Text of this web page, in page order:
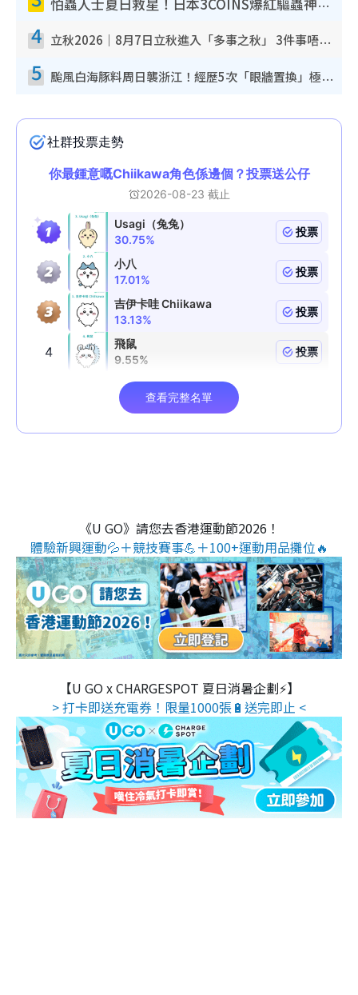
怕蟲人士夏日救星！日本3COINS爆紅驅蟲神器$45起 1招「全程免觸碰」輕鬆搞定小強
4 立秋2026｜8月7日立秋進入「多事之秋」 3件事唔做得！專家教6招開運 清枱頭／銀包納氣接好運
5 颱風白海豚料周日襲浙江！經歷5次「眼牆置換」極罕見 成登陸內地最長途颱風
《U GO》請您去香港運動節2026！
體驗新興運動💦＋競技賽事💪＋100+運動用品攤位🔥
【U GO x CHARGESPOT 夏日消暑企劃⚡】
> 打卡即送充電券！限量1000張🔋送完即止 <